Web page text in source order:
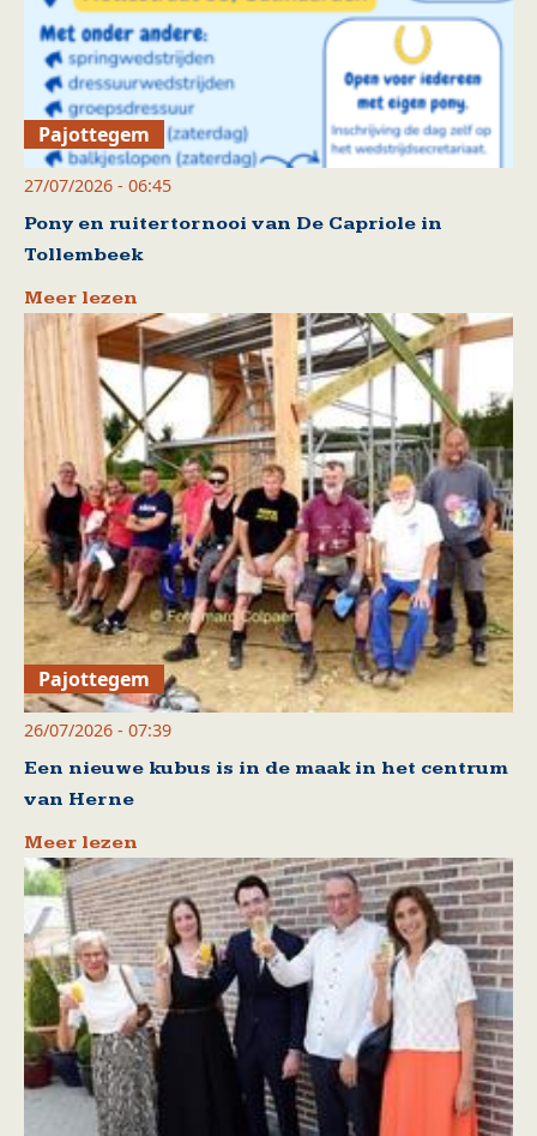
Pajottegem
27/07/2026 - 06:45
Pony en ruitertornooi van De Capriole in
Tollembeek
Meer lezen
Pajottegem
26/07/2026 - 07:39
Een nieuwe kubus is in de maak in het centrum
van Herne
Meer lezen